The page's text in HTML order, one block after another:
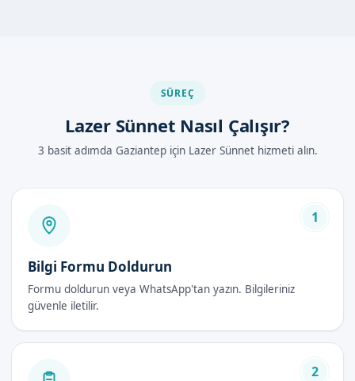
İlk olarak, lokal anestezi uygulanır. Ardından, lazer cihazıyla
ortamda yapılır.
Az kanama
Yüksek güvenlik
Lazer Sünnet Fiyatları 2026
için randevu formumuzdan bize ulaşabilirsiniz.
SÜREÇ
Lazer Sünnet Nasıl Çalışır?
3 basit adımda Gaziantep için Lazer Sünnet hizmeti alın.
1
Bilgi Formu Doldurun
Formu doldurun veya WhatsApp'tan yazın. Bilgileriniz
güvenle iletilir.
2